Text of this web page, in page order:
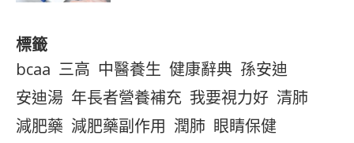
標籤
bcaa 三高 中醫養生 健康辭典 孫安迪
安迪湯 年長者營養補充 我要視力好 清肺
減肥藥 減肥藥副作用 潤肺 眼睛保健